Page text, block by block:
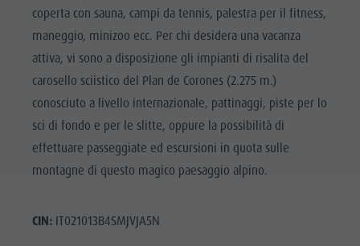
coperta con sauna, campi da tennis, palestra per il fitness,
maneggio, minizoo ecc. Per chi desidera una vacanza
attiva, vi sono a disposizione gli impianti di risalita del
carosello sciistico del Plan de Corones (2.275 m.)
conosciuto a livello internazionale, pattinaggi, piste per lo
sci di fondo e per le slitte, oppure la possibilità di
effettuare passeggiate ed escursioni in quota sulle
montagne di questo magico paesaggio alpino.
CIN:IT021013B4SMJVJA5N